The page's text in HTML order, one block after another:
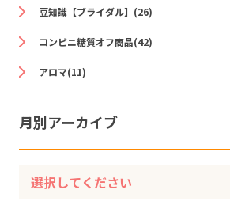
豆知識【ブライダル】(26)
コンビニ糖質オフ商品(42)
アロマ(11)
月別アーカイブ